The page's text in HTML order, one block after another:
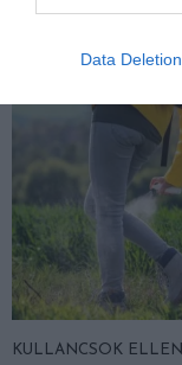
Data Deletion
KULLANCSOK ELLEN